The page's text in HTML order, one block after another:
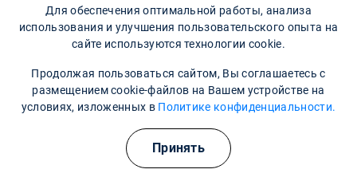
Адреса наших клиник
Наши контакты
Для обеспечения оптимальной работы, анализа
использования и улучшения пользовательского опыта на
сайте используются технологии cookie.
Продолжая пользоваться сайтом, Вы соглашаетесь с
размещением cookie-файлов на Вашем устройстве на
условиях, изложенных в Политике конфиденциальности.
Принять